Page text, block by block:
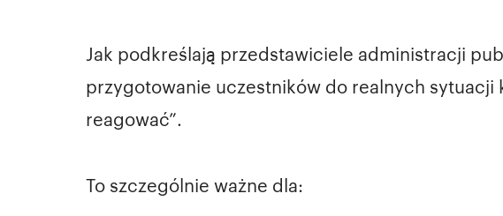
Jak podkreślają przedstawiciele administracji
przygotowanie uczestników do realnych sytuacji
reagować”.
To szczególnie ważne dla: